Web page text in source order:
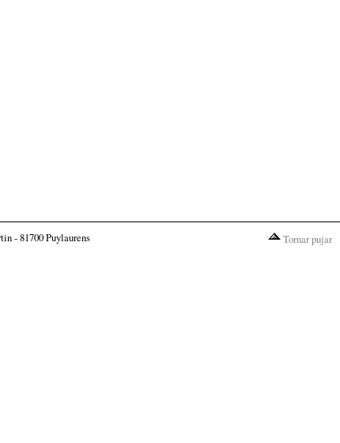
- 81700 Puylaurens Tornar pujar